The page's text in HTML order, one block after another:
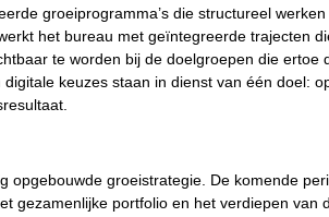
groeiprogramma’s die structureel
het bureau met geïntegreerde trajecten
te worden bij de doelgroepen die ertoe
keuzes staan in dienst van één doel:
opgebouwde groeistrategie. De komende
gezamenlijke portfolio en het verdiepen van